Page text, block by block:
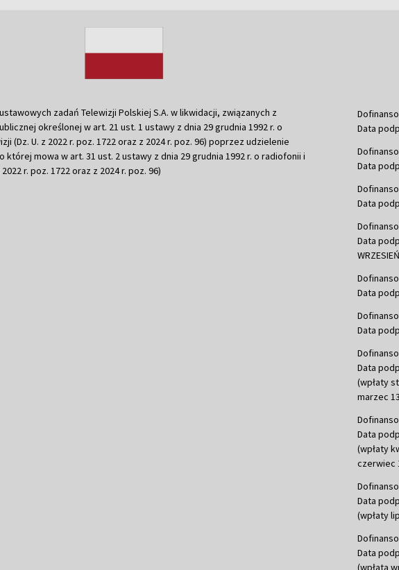
zadań Telewizji Polskiej S.A. w likwidacji, związanych z
określonej w art. 21 ust. 1 ustawy z dnia 29 grudnia 1992 r. o
(Dz. U. z 2022 r. poz. 1722 oraz z 2024 r. poz. 96) poprzez udzielenie
której mowa w art. 31 ust. 2 ustawy z dnia 29 grudnia 1992 r. o radiofonii i
r. poz. 1722 oraz z 2024 r. poz. 96)
Data
Data
Data
Data
Data
Data
Data
(wpłaty
marzec
Data
(wpłaty
czerwiec
Data
(wpłaty
Data
(wpłata